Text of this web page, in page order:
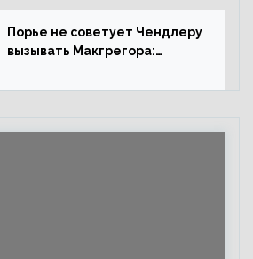
повторим»
Порье не советует Чендлеру
вызывать Макгрегора:
каждом бою, а Конор умеет